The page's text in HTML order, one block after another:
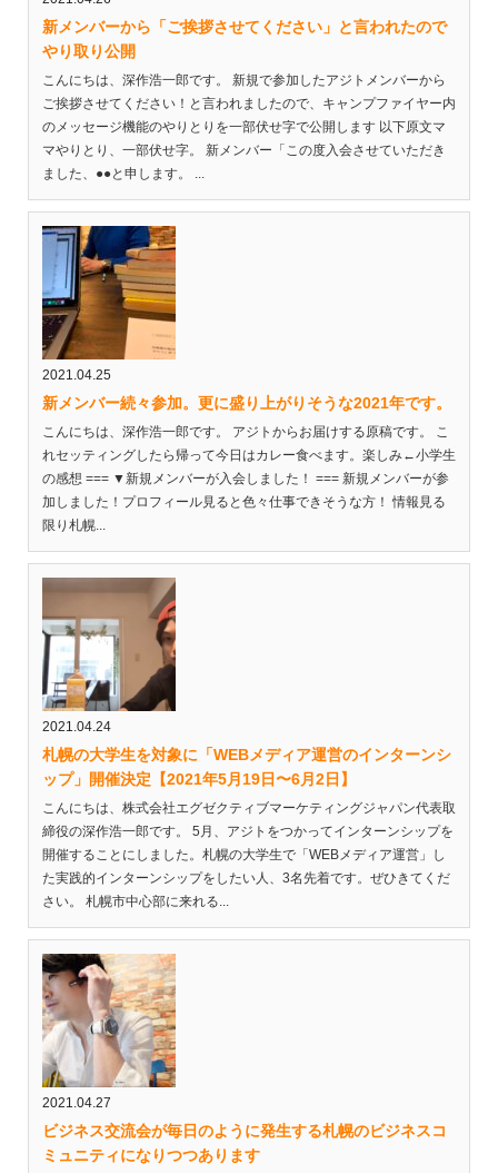
新メンバーから「ご挨拶させてください」と言われたので
やり取り公開
こんにちは、深作浩一郎です。 新規で参加したアジトメンバーから
ご挨拶させてください！と言われましたので、キャンプファイヤー内
のメッセージ機能のやりとりを一部伏せ字で公開します 以下原文マ
マやりとり、一部伏せ字。 新メンバー「この度入会させていただき
ました、●●と申します。 ...
2021.04.25
新メンバー続々参加。更に盛り上がりそうな2021年です。
こんにちは、深作浩一郎です。 アジトからお届けする原稿です。 こ
れセッティングしたら帰って今日はカレー食べます。楽しみ←小学生
の感想 === ▼新規メンバーが入会しました！ === 新規メンバーが参
加しました！プロフィール見ると色々仕事できそうな方！ 情報見る
限り札幌...
2021.04.24
札幌の大学生を対象に「WEBメディア運営のインターンシ
ップ」開催決定【2021年5月19日〜6月2日】
こんにちは、株式会社エグゼクティブマーケティングジャパン代表取
締役の深作浩一郎です。 5月、アジトをつかってインターンシップを
開催することにしました。札幌の大学生で「WEBメディア運営」し
た実践的インターンシップをしたい人、3名先着です。ぜひきてくだ
さい。 札幌市中心部に来れる...
2021.04.27
ビジネス交流会が毎日のように発生する札幌のビジネスコ
ミュニティになりつつあります